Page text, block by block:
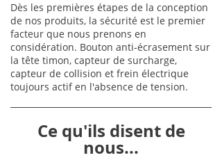
Dès les premières étapes de la conception
de nos produits, la sécurité est le premier
facteur que nous prenons en
considération. Bouton anti-écrasement sur
la tête timon, capteur de surcharge,
capteur de collision et frein électrique
toujours actif en l'absence de tension.
Ce qu'ils disent de
nous...